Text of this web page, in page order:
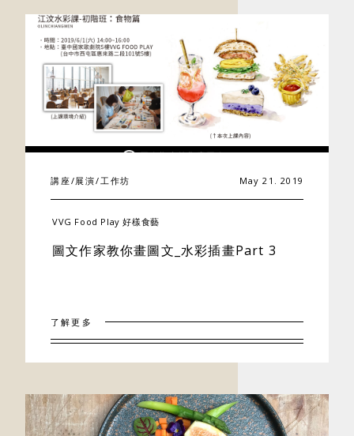
講座/展演/工作坊 May 21. 2019
VVG Food Play 好樣食藝
圖文作家教你畫圖文_水彩插畫Part 3
了解更多